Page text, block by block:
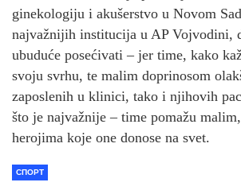
ginekologiju i akušerstvo u Novom
najvažnijih institucija u AP Vojvodini,
ubuduće posećivati – jer time, kako
svoju svrhu, te malim doprinosom
zaposlenih u klinici, tako i njihovih
što je najvažnije – time pomažu
herojima koje one donose na svet.
СПОРТ